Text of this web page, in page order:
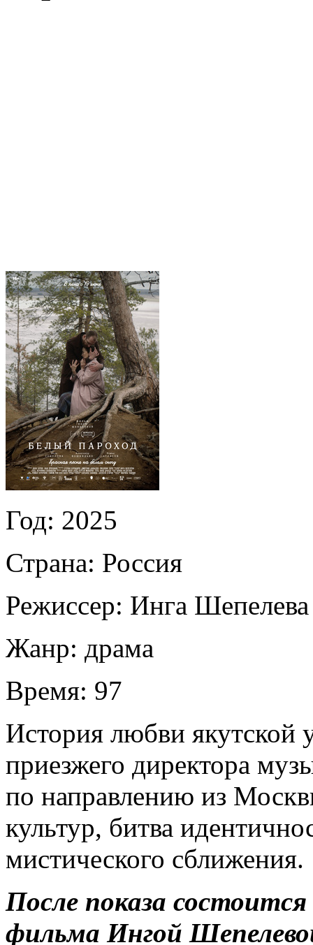
Год: 2025
Страна: Россия
Режиссер: Инга Шепелева
Жанр: драма
Время: 97
История любви якутской
приезжего директора
по направлению из
культур, битва
мистического сближения.
После показа
фильма Ингой